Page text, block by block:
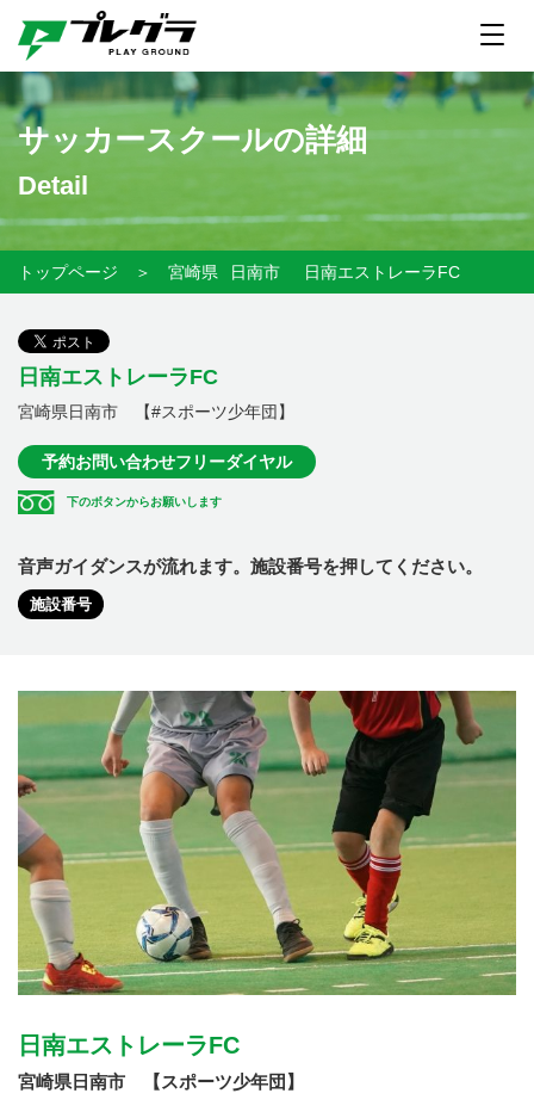
サッカースクールの詳細
Detail
トップページ ＞ 宮崎県 日南市 日南エストレーラFC
日南エストレーラFC
宮崎県日南市 【#スポーツ少年団】
予約お問い合わせフリーダイヤル
下のボタンからお願いします
音声ガイダンスが流れます。施設番号を押してください。
施設番号
日南エストレーラFC
宮崎県日南市 【スポーツ少年団】